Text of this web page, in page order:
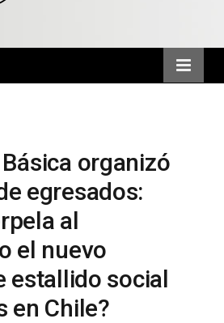
organizó
egresados:
al
el nuevo
estallido social
en Chile?